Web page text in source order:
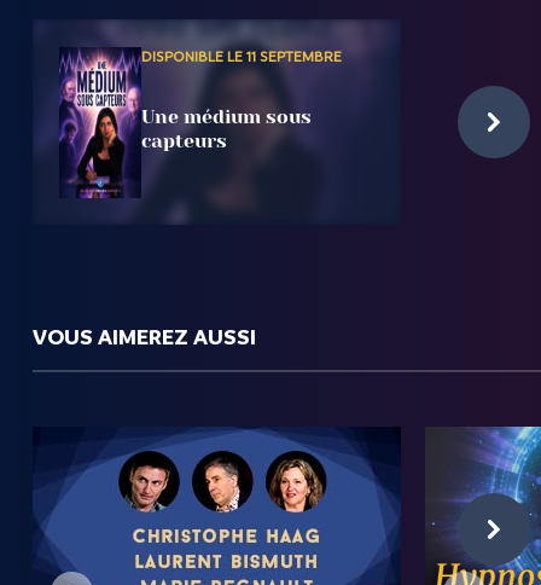
DISPONIBLE LE 11 SEPTEMBRE
Une médium sous
capteurs
VOUS AIMEREZ AUSSI